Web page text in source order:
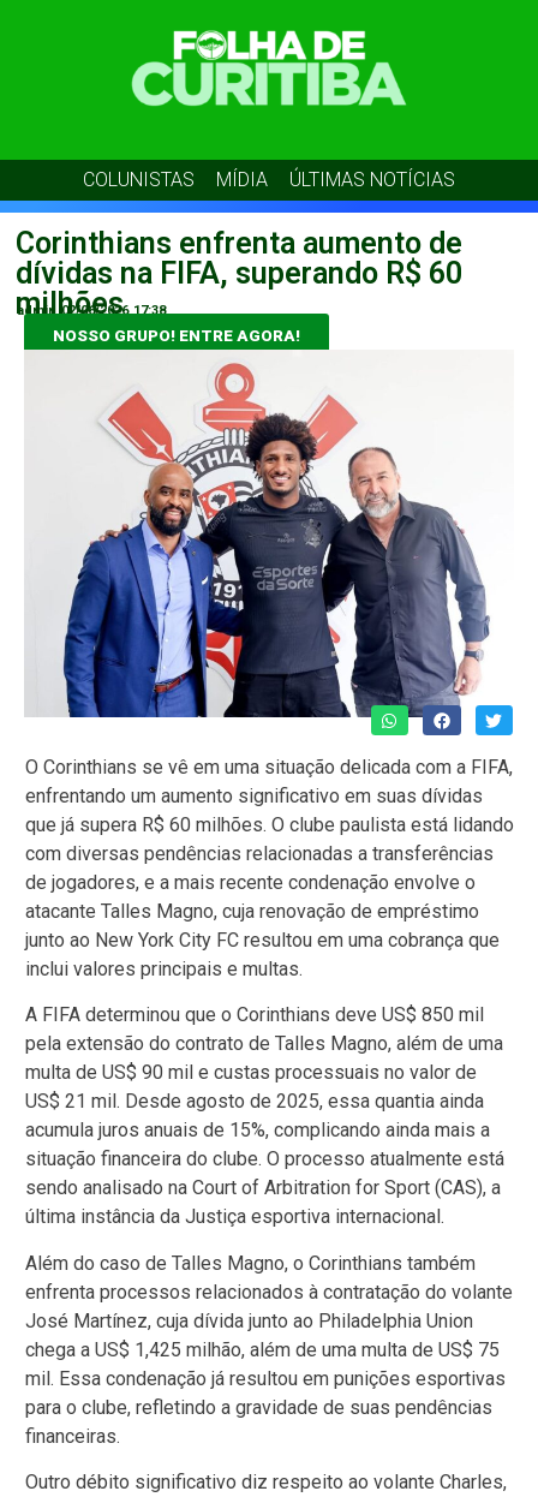
COLUNISTAS MÍDIA ÚLTIMAS NOTÍCIAS
Corinthians enfrenta aumento de
dívidas na FIFA, superando R$ 60
milhões
admin 02/06/2026 17:38
NOSSO GRUPO! ENTRE AGORA!
O Corinthians se vê em uma situação delicada com a FIFA,
enfrentando um aumento significativo em suas dívidas
que já supera R$ 60 milhões. O clube paulista está lidando
com diversas pendências relacionadas a transferências
de jogadores, e a mais recente condenação envolve o
atacante Talles Magno, cuja renovação de empréstimo
junto ao New York City FC resultou em uma cobrança que
inclui valores principais e multas.
A FIFA determinou que o Corinthians deve US$ 850 mil
pela extensão do contrato de Talles Magno, além de uma
multa de US$ 90 mil e custas processuais no valor de
US$ 21 mil. Desde agosto de 2025, essa quantia ainda
acumula juros anuais de 15%, complicando ainda mais a
situação financeira do clube. O processo atualmente está
sendo analisado na Court of Arbitration for Sport (CAS), a
última instância da Justiça esportiva internacional.
Além do caso de Talles Magno, o Corinthians também
enfrenta processos relacionados à contratação do volante
José Martínez, cuja dívida junto ao Philadelphia Union
chega a US$ 1,425 milhão, além de uma multa de US$ 75
mil. Essa condenação já resultou em punições esportivas
para o clube, refletindo a gravidade de suas pendências
financeiras.
Outro débito significativo diz respeito ao volante Charles,